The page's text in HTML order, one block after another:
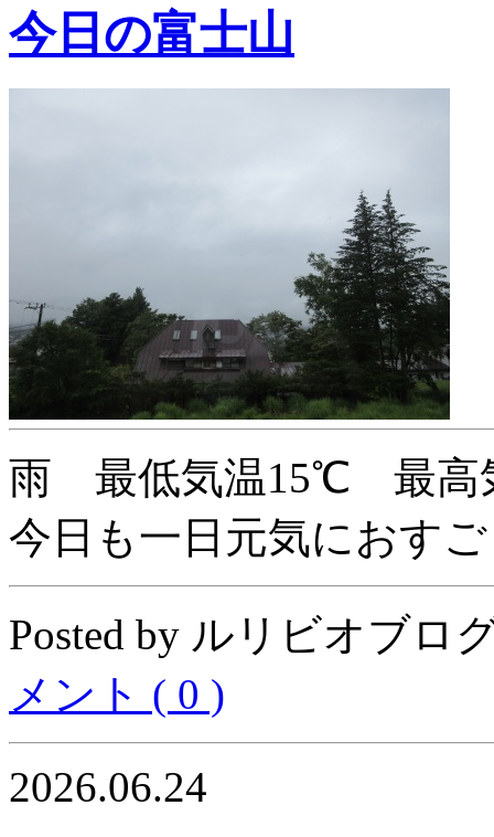
今日の富士山
雨 最低気温15℃ 最高
今日も一日元気におす
Posted by ルリビオブロ
メント ( 0 )
2026.06.24